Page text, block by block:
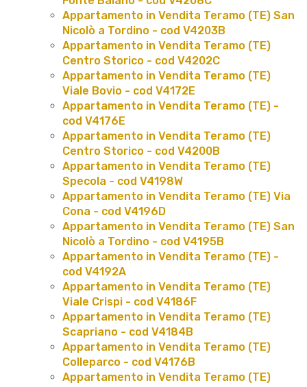
Appartamento in Vendita Teramo (TE) San
Nicolò a Tordino - cod V4203B
Appartamento in Vendita Teramo (TE)
Centro Storico - cod V4202C
Appartamento in Vendita Teramo (TE)
Viale Bovio - cod V4172E
Appartamento in Vendita Teramo (TE) -
cod V4176E
Appartamento in Vendita Teramo (TE)
Centro Storico - cod V4200B
Appartamento in Vendita Teramo (TE)
Specola - cod V4198W
Appartamento in Vendita Teramo (TE) Via
Cona - cod V4196D
Appartamento in Vendita Teramo (TE) San
Nicolò a Tordino - cod V4195B
Appartamento in Vendita Teramo (TE) -
cod V4192A
Appartamento in Vendita Teramo (TE)
Viale Crispi - cod V4186F
Appartamento in Vendita Teramo (TE)
Scapriano - cod V4184B
Appartamento in Vendita Teramo (TE)
Colleparco - cod V4176B
Appartamento in Vendita Teramo (TE)